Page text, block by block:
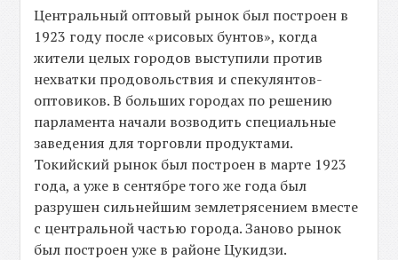
Центральный оптовый рынок был построен в
1923 году после «рисовых бунтов», когда
жители целых городов выступили против
нехватки продовольствия и спекулянтов-
оптовиков. В больших городах по решению
парламента начали возводить специальные
заведения для торговли продуктами.
Токийский рынок был построен в марте 1923
года, а уже в сентябре того же года был
разрушен сильнейшим землетрясением вместе
с центральной частью города. Заново рынок
был построен уже в районе Цукидзи.